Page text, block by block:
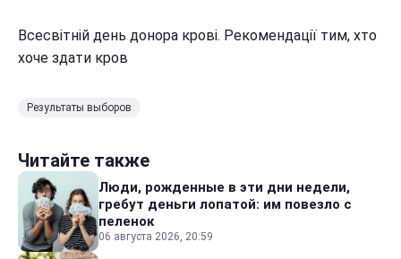
Всесвітній день донора крові. Рекомендації тим, хто
хоче здати кров
Результаты выборов
Читайте также
Люди, рожденные в эти дни недели,
гребут деньги лопатой: им повезло с
пеленок
06 августа 2026, 20:59